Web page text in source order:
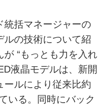
括マネージャーの
ルの技術について紹
“もっとも力を入れ
液晶モデルは、新開
ールにより従来比約
いる。同時にバック